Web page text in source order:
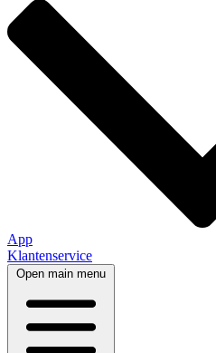
App
Klantenservice
Open main menu